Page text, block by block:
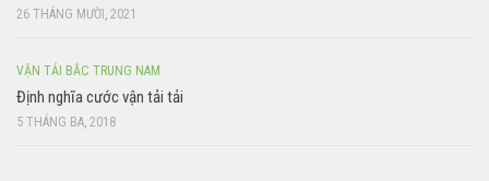
26 THÁNG MƯỜI, 2021
VẬN TẢI BẮC TRUNG NAM
Định nghĩa cước vận tải tải
5 THÁNG BA, 2018